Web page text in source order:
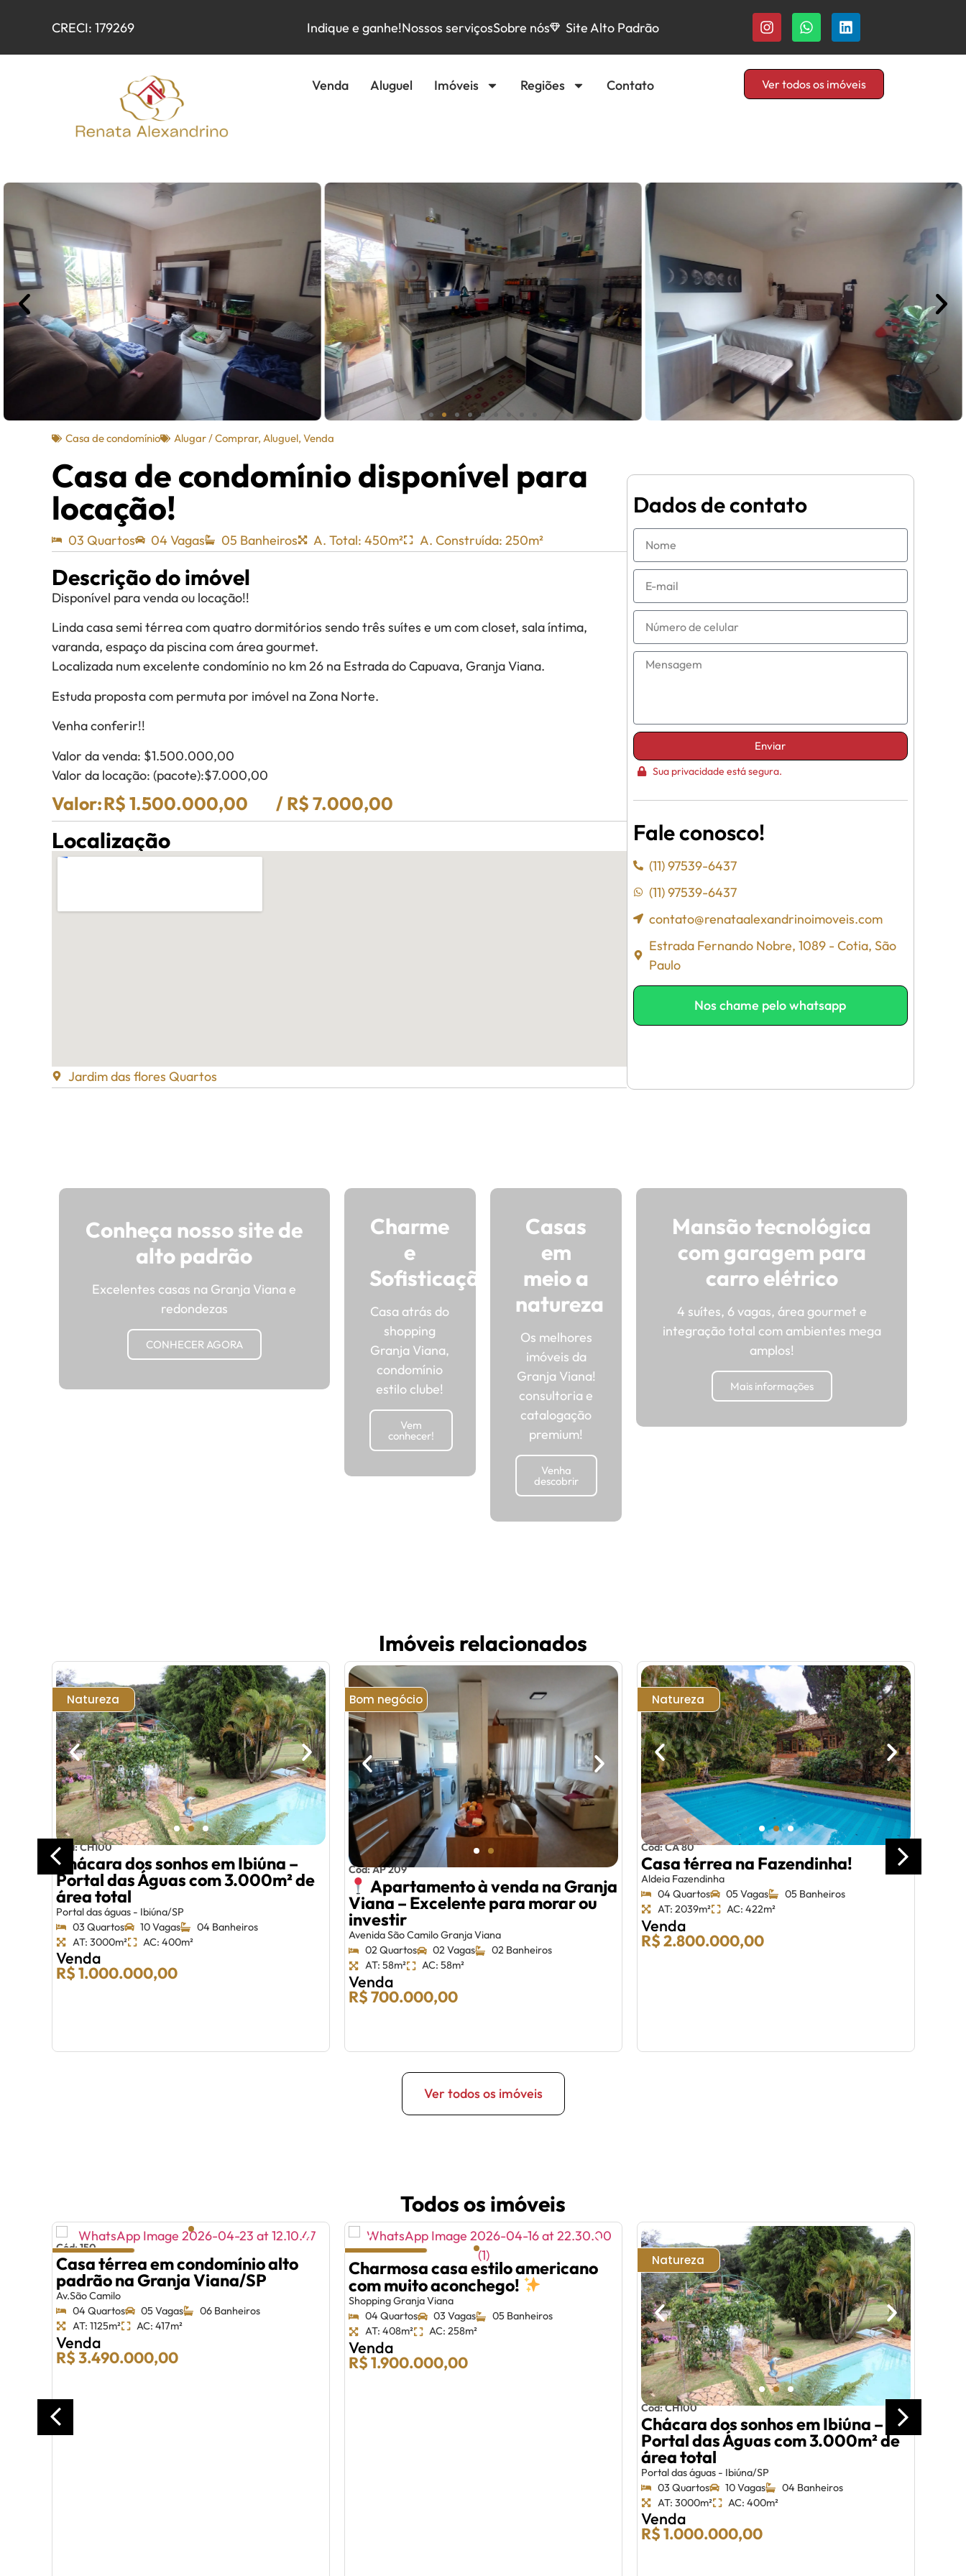
CRECI: 179269 Indique e ganhe!Nossos serviçosSobre nós Site Alto Padrão
Venda Aluguel Imóveis Regiões Contato Ver todos os imóveis
Casa de condomínio Alugar / Comprar, Aluguel, Venda
Casa de condomínio disponível para
locação!
03 Quartos 04 Vagas 05 Banheiros A. Total: 450m² A. Construída: 250m²
Descrição do imóvel
Disponível para venda ou locação!!
Linda casa semi térrea com quatro dormitórios sendo três suítes e um com closet, sala íntima,
varanda, espaço da piscina com área gourmet.
Localizada num excelente condomínio no km 26 na Estrada do Capuava, Granja Viana.
Estuda proposta com permuta por imóvel na Zona Norte.
Venha conferir!!
Valor da venda: $1.500.000,00
Valor da locação: (pacote):$7.000,00
Valor:R$ 1.500.000,00 / R$ 7.000,00
Localização
Jardim das flores Quartos
Dados de contato
Enviar
Sua privacidade está segura.
Fale conosco!
(11) 97539-6437
(11) 97539-6437
contato@renataalexandrinoimoveis.com
Estrada Fernando Nobre, 1089 - Cotia, São
Paulo
Nos chame pelo whatsapp
Conheça nosso site de
alto padrão
Excelentes casas na Granja Viana e
redondezas
CONHECER AGORA
Charme
e
Sofisticação
Casa atrás do
shopping
Granja Viana,
condomínio
estilo clube!
Vem
conhecer!
Casas
em
meio a
natureza
Os melhores
imóveis da
Granja Viana!
consultoria e
catalogação
premium!
Venha
descobrir
Mansão tecnológica
com garagem para
carro elétrico
4 suítes, 6 vagas, área gourmet e
integração total com ambientes mega
amplos!
Mais informações
Imóveis relacionados
Natureza
Cód: CH100
Chácara dos sonhos em Ibiúna –
Portal das Águas com 3.000m² de
área total
Portal das águas - Ibiúna/SP
03 Quartos
10 Vagas
04 Banheiros
AT: 3000m²
AC: 400m²
Venda
R$ 1.000.000,00
Bom negócio
Cód: AP 209
Apartamento à venda na Granja
Viana – Excelente para morar ou
investir
Avenida São Camilo Granja Viana
02 Quartos
02 Vagas
02 Banheiros
AT: 58m²
AC: 58m²
Venda
R$ 700.000,00
Natureza
Cód: CA 80
Casa térrea na Fazendinha!
Aldeia Fazendinha
04 Quartos
05 Vagas
05 Banheiros
AT: 2039m²
AC: 422m²
Venda
R$ 2.800.000,00
Ver todos os imóveis
Todos os imóveis
Cód: 150
Casa térrea em condomínio alto
padrão na Granja Viana/SP
Av.São Camilo
04 Quartos
05 Vagas
06 Banheiros
AT: 1125m²
AC: 417m²
Venda
R$ 3.490.000,00
Charmosa casa estilo americano
com muito aconchego!
Shopping Granja Viana
04 Quartos
03 Vagas
05 Banheiros
AT: 408m²
AC: 258m²
Venda
R$ 1.900.000,00
Natureza
Cód: CH100
Chácara dos sonhos em Ibiúna –
Portal das Águas com 3.000m² de
área total
Portal das águas - Ibiúna/SP
03 Quartos
10 Vagas
04 Banheiros
AT: 3000m²
AC: 400m²
Venda
R$ 1.000.000,00